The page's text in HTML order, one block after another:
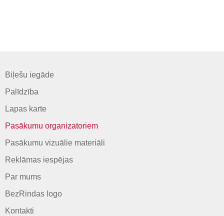
Biļešu iegāde
Palīdzība
Lapas karte
Pasākumu organizatoriem
Pasākumu vizuālie materiāli
Reklāmas iespējas
Par mums
BezRindas logo
Kontakti